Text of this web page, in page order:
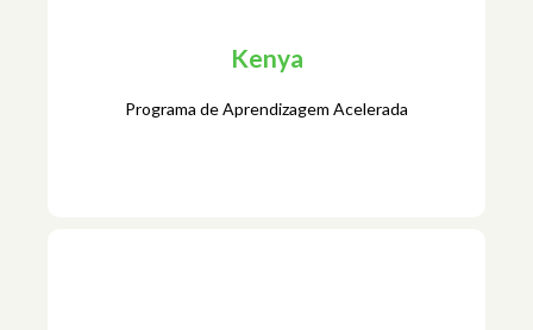
Toda Criança Pode
Kenya
Programa de Aprendizagem Acelerada